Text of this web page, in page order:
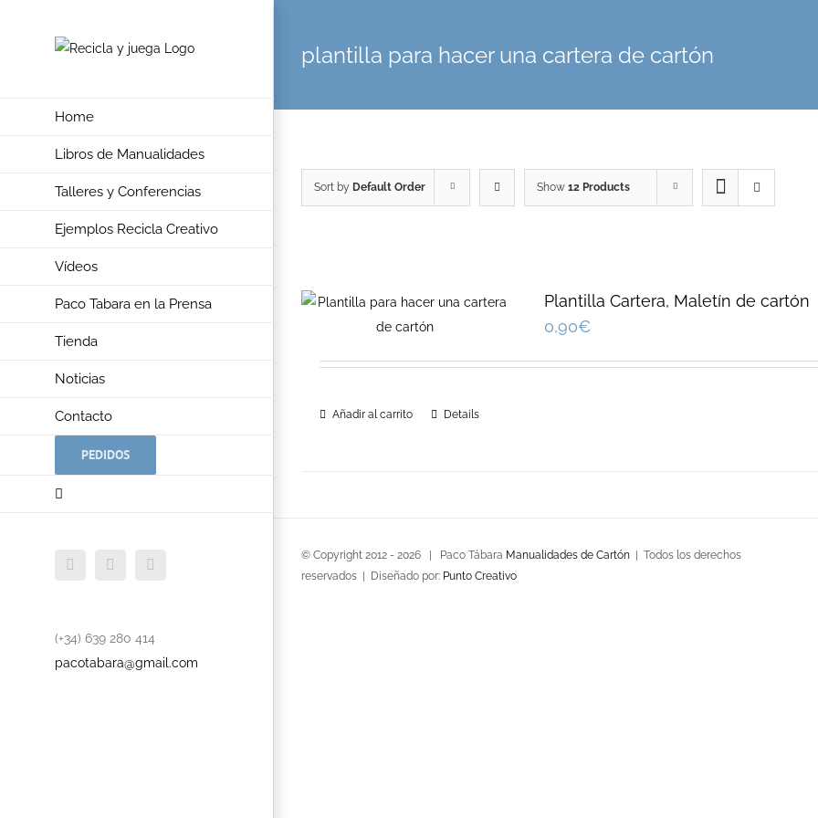
Home
Libros de Manualidades
Talleres y Conferencias
Ejemplos Recicla Creativo
Vídeos
Paco Tabara en la Prensa
Tienda
Noticias
Contacto
PEDIDOS
FacebookTwitter
(+34) 639 280 414
pacotabara@gmail.com
plantilla para hacer una cartera de cartón
Sort by Default Order Show 12 Products
Plantilla Cartera, Maletín de cartón
0,90€
Añadir al carrito Details
© Copyright 2012 - 2026 | Paco Tábara Manualidades de Cartón | Todos los derechos
reservados | Diseñado por: Punto Creativo